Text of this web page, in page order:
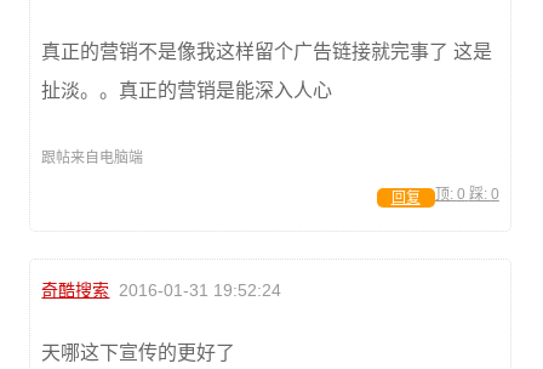
真正的营销不是像我这样留个广告链接就完事了 这是
扯淡。。真正的营销是能深入人心
跟帖来自电脑端
顶: 0 踩: 0
回复
奇酷搜索 2016-01-31 19:52:24
天哪这下宣传的更好了